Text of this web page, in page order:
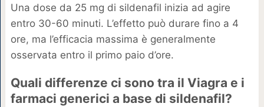
Una dose da 25 mg di sildenafil inizia ad agire
entro 30-60 minuti. L’effetto può durare fino a 4
ore, ma l’efficacia massima è generalmente
osservata entro il primo paio d’ore.
Quali differenze ci sono tra il Viagra e i
farmaci generici a base di sildenafil?